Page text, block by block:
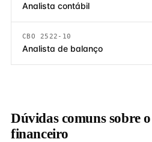
Analista contábil
CBO 2522-10
Analista de balanço
Dúvidas comuns sobre
financeiro